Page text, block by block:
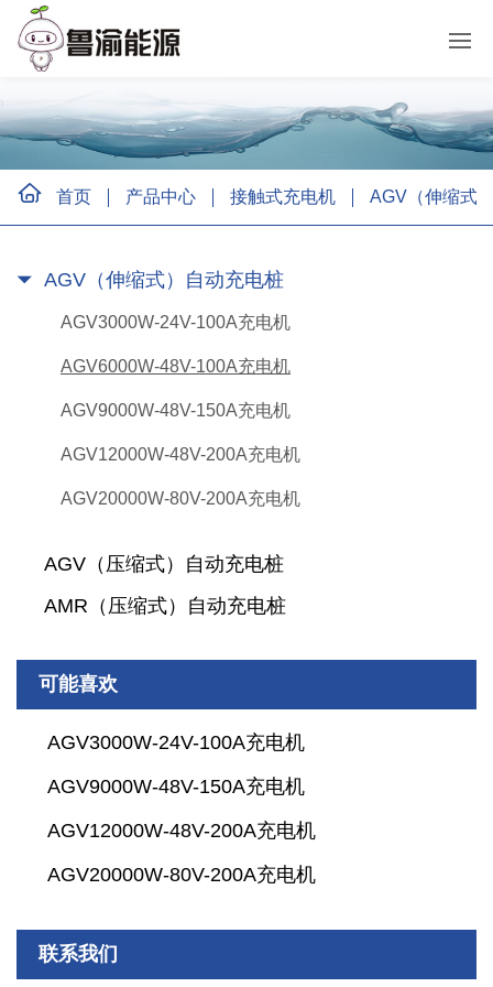
首页 产品中心 接触式充电机 AGV（伸缩式
AGV（伸缩式）自动充电桩
AGV3000W-24V-100A充电机
AGV6000W-48V-100A充电机
AGV9000W-48V-150A充电机
AGV12000W-48V-200A充电机
AGV20000W-80V-200A充电机
AGV（压缩式）自动充电桩
AMR（压缩式）自动充电桩
可能喜欢
AGV3000W-24V-100A充电机
AGV9000W-48V-150A充电机
AGV12000W-48V-200A充电机
AGV20000W-80V-200A充电机
联系我们